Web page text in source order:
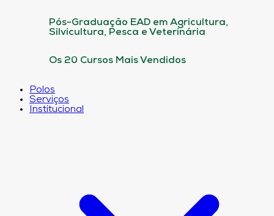
Pós-Graduação EAD em Agricultura,
Silvicultura, Pesca e Veterinária
Os 20 Cursos Mais Vendidos
Polos
Serviços
Institucional